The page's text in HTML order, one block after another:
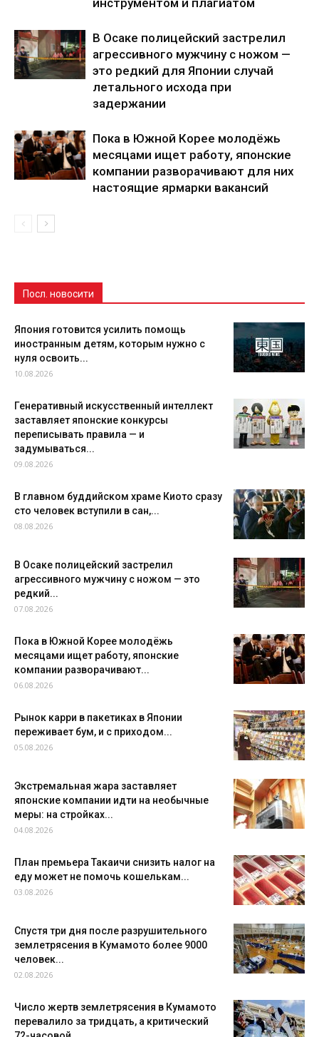
В Осаке полицейский застрелил
агрессивного мужчину с ножом —
это редкий для Японии случай
летального исхода при
задержании
Пока в Южной Корее молодёжь
месяцами ищет работу, японские
компании разворачивают для них
настоящие ярмарки вакансий
Посл. новосити
Япония готовится усилить помощь
иностранным детям, которым нужно с
нуля освоить...
10.08.2026
Генеративный искусственный интеллект
заставляет японские конкурсы
переписывать правила — и
задумываться...
09.08.2026
В главном буддийском храме Киото сразу
сто человек вступили в сан,...
08.08.2026
В Осаке полицейский застрелил
агрессивного мужчину с ножом — это
редкий...
07.08.2026
Пока в Южной Корее молодёжь
месяцами ищет работу, японские
компании разворачивают...
06.08.2026
Рынок карри в пакетиках в Японии
переживает бум, и с приходом...
05.08.2026
Экстремальная жара заставляет
японские компании идти на необычные
меры: на стройках...
04.08.2026
План премьера Такаичи снизить налог на
еду может не помочь кошелькам...
03.08.2026
Спустя три дня после разрушительного
землетрясения в Кумамото более 9000
человек...
02.08.2026
Число жертв землетрясения в Кумамото
перевалило за тридцать, а критический